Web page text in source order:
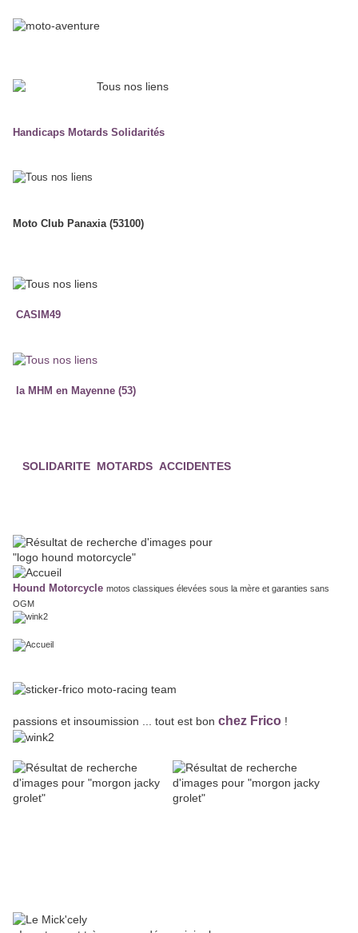
Handicaps Motards Solidarités
Moto Club Panaxia (53100)
CASIM49
la MHM en Mayenne (53)
SOLIDARITE MOTARDS ACCIDENTES
Hound Motorcycle motos classiques élevées sous la mère et garanties sans
OGM
passions et insoumission ... tout est bon chez Frico !